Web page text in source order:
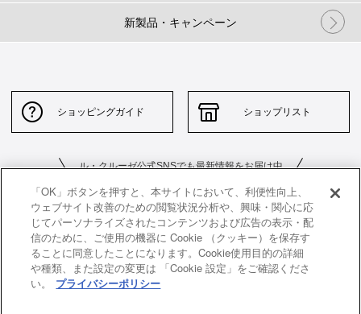
新製品・キャンペーン
ショッピングガイド ショップリスト
ル・クルーゼ公式SNSでも最新情報をお届け中
お問い合わせ サイトポリシー
「OK」ボタンを押すと、本サイトにおいて、利便性向上、
ウェブサイト改善のための閲覧状況分析や、興味・関心に応
じてパーソナライズされたコンテンツおよび広告の表示・配
信のために、ご使用の機器に Cookie （クッキー）を保存す
ることに同意したことになります。Cookie使用目的の詳細
や種類、また設定の変更は 「Cookie 設定」をご確認くださ
い。
プライバシーポリシー